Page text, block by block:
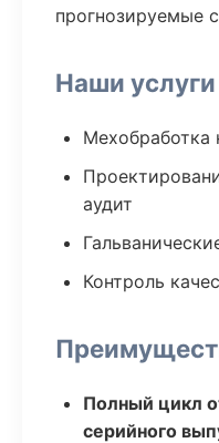
прогнозируемые
Наши услуги
Мехобработка
аудит
Контроль
Полный цикл
серийного